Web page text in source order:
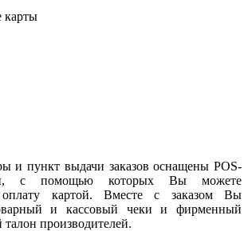
карты
и пункт выдачи заказов оснащены POS-
с помощью которых Вы можете
оплату картой. Вместе с заказом Вы
и кассовый чеки и фирменный
производителей.